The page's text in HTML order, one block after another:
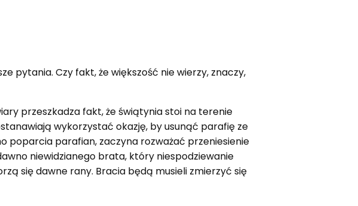
pytania. Czy fakt, że większość nie wierzy, znaczy,
przeszkadza fakt, że świątynia stoi na terenie
wykorzystać okazję, by usunąć parafię ze
poparcia parafian, zaczyna rozważać przeniesienie
niewidzianego brata, który niespodziewanie
się dawne rany. Bracia będą musieli zmierzyć się